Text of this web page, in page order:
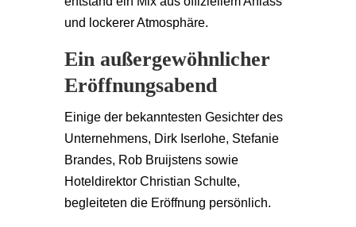
und lockerer Atmosphäre.
Ein außergewöhnlicher
Eröffnungsabend
Einige der bekanntesten Gesichter des
Unternehmens, Dirk Iserlohe, Stefanie
Brandes, Rob Bruijstenssowie
Hoteldirektor Christian Schulte,
begleiteten die Eröffnung persönlich.